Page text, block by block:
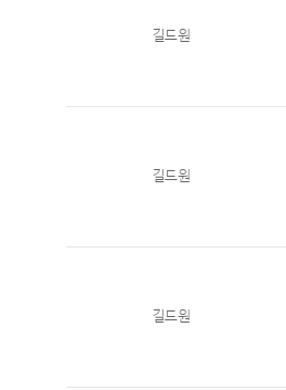
길드원
길드원
길드원